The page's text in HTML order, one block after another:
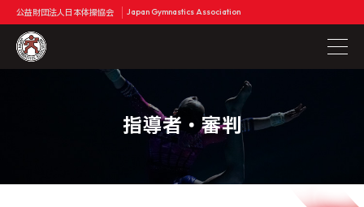
公益財団法人日本体操協会 Japan Gymnastics Association
指導者・審判